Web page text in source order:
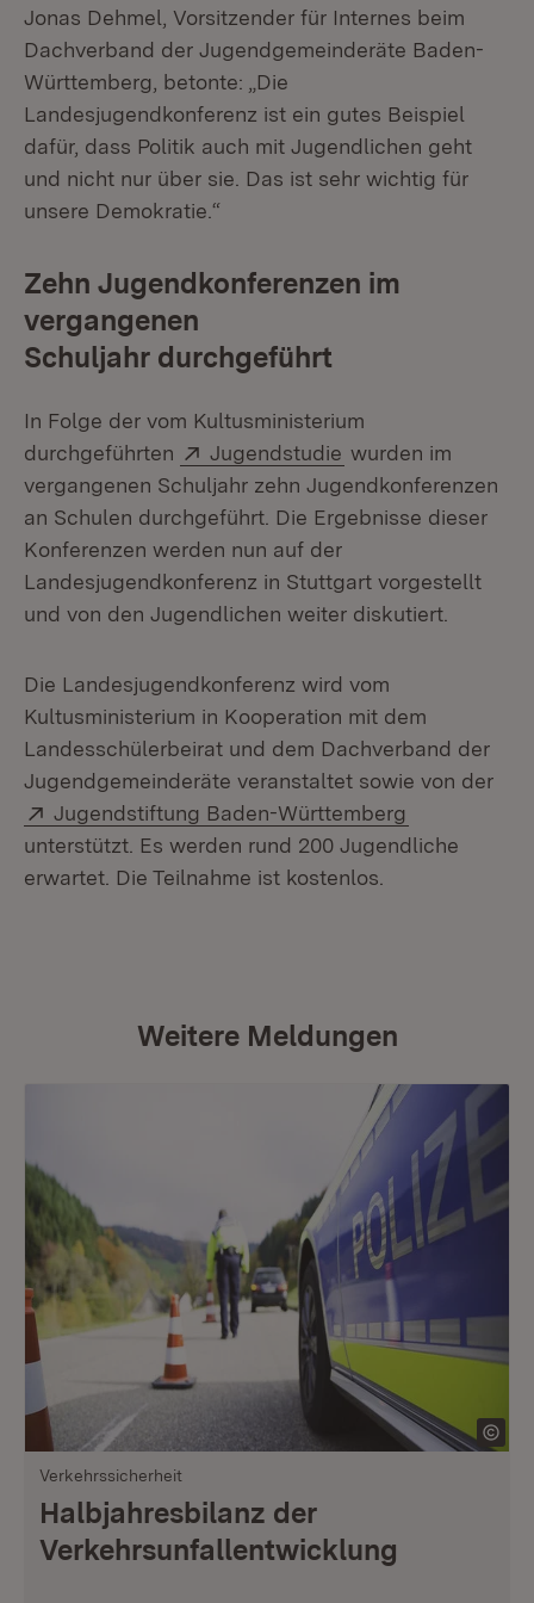
Jonas Dehmel, Vorsitzender für Internes beim
Dachverband der Jugendgemeinderäte Baden-
Württemberg, betonte: „Die
Landesjugendkonferenz ist ein gutes Beispiel
dafür, dass Politik auch mit Jugendlichen geht
und nicht nur über sie. Das ist sehr wichtig für
unsere Demokratie.“
Zehn Jugendkonferenzen im
vergangenen
Schuljahr durchgeführt
In Folge der vom Kultusministerium
durchgeführten
Extern:
Jugendstudie (Öffnet in neuem
wurden im
vergangenen Schuljahr zehn Jugendkonferenzen
an Schulen durchgeführt. Die Ergebnisse dieser
Konferenzen werden nun auf der
Landesjugendkonferenz in Stuttgart vorgestellt
und von den Jugendlichen weiter diskutiert.
Die Landesjugendkonferenz wird vom
Kultusministerium in Kooperation mit dem
Landesschülerbeirat und dem Dachverband der
Jugendgemeinderäte veranstaltet sowie von der
Extern:
Jugendstiftung Baden-Württemberg
unterstützt. Es werden rund 200 Jugendliche
erwartet. Die Teilnahme ist kostenlos.
Weitere Meldungen
Verkehrssicherheit
Halbjahresbilanz der
Verkehrsunfallentwicklung